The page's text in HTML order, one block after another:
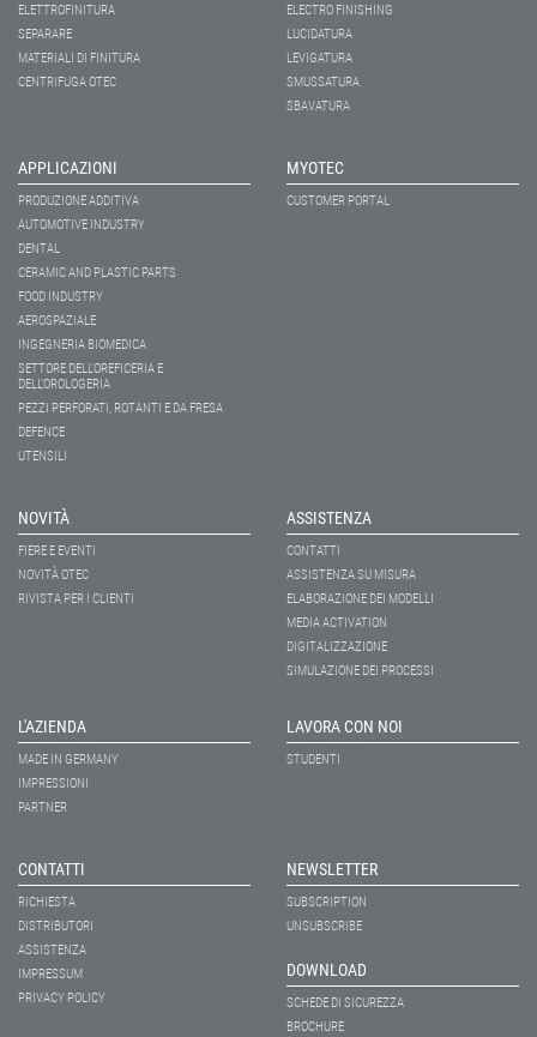
ELETTROFINITURA
SEPARARE
MATERIALI DI FINITURA
CENTRIFUGA OTEC
ELECTRO FINISHING
LUCIDATURA
LEVIGATURA
SMUSSATURA
SBAVATURA
APPLICAZIONI
PRODUZIONE ADDITIVA
AUTOMOTIVE INDUSTRY
DENTAL
CERAMIC AND PLASTIC PARTS
FOOD INDUSTRY
AEROSPAZIALE
INGEGNERIA BIOMEDICA
SETTORE DELL’OREFICERIA E
DELL’OROLOGERIA
PEZZI PERFORATI, ROTANTI E DA FRESA
DEFENCE
UTENSILI
MYOTEC
CUSTOMER PORTAL
NOVITÀ
FIERE E EVENTI
NOVITÀ OTEC
RIVISTA PER I CLIENTI
ASSISTENZA
CONTATTI
ASSISTENZA SU MISURA
ELABORAZIONE DEI MODELLI
MEDIA ACTIVATION
DIGITALIZZAZIONE
SIMULAZIONE DEI PROCESSI
L'AZIENDA
MADE IN GERMANY
IMPRESSIONI
PARTNER
LAVORA CON NOI
STUDENTI
CONTATTI
RICHIESTA
DISTRIBUTORI
ASSISTENZA
IMPRESSUM
PRIVACY POLICY
NEWSLETTER
SUBSCRIPTION
UNSUBSCRIBE
DOWNLOAD
SCHEDE DI SICUREZZA
BROCHURE